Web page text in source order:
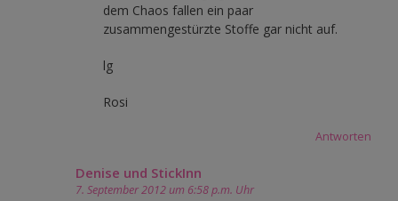
dem Chaos fallen ein paar
zusammengestürzte Stoffe gar nicht auf.
lg
Rosi
Antworten
Denise und StickInn
7. September 2012 um 6:58 p.m. Uhr